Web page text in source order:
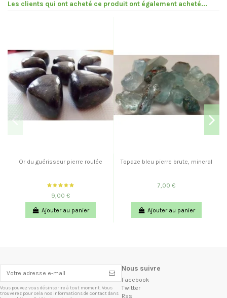
Les clients qui ont acheté ce produit ont également acheté...
Or du guérisseur pierre roulée
9,00 €
Ajouter au panier
Topaze bleu pierre brute, mineral
7,00 €
Ajouter au panier
Vous pouvez vous désinscrire à tout moment. Vous
trouverez pour cela nos informations de contact dans
Nous suivre
Facebook
Twitter
Rss